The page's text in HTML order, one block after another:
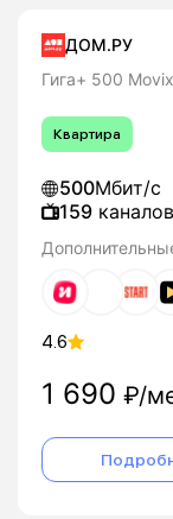
ДОМ.РУ
Гига+ 500
Квартира
500Мбит/с
159 каналов
4.6
1 690 ₽/